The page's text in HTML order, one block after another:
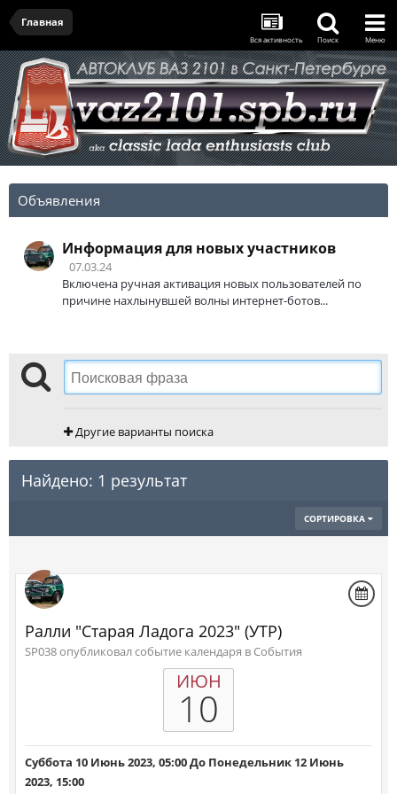
Главная
Вся активность Поиск Меню
Объявления
Информация для новых участников
07.03.24
Включена ручная активация новых пользователей по
причине нахлынувшей волны интернет-ботов...
Другие варианты поиска
Найдено: 1 результат
СОРТИРОВКА
Ралли "Старая Ладога 2023" (УТР)
SP038 опубликовал событие календаря в События
ИЮН
10
Суббота 10 Июнь 2023, 05:00До Понедельник 12 Июнь
2023, 15:00